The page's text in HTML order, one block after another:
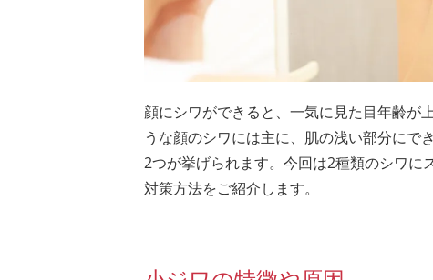
顔にシワができると、一気に見た目年齢が
うな顔のシワには主に、肌の浅い部分にで
2つが挙げられます。今回は2種類のシワに
対策方法をご紹介します。